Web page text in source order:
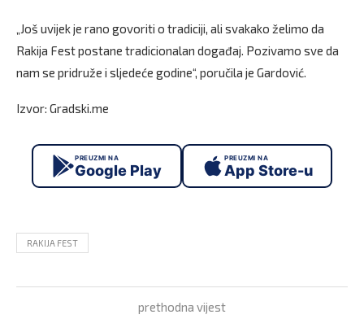
„Još uvijek je rano govoriti o tradiciji, ali svakako želimo da
Rakija Fest postane tradicionalan događaj. Pozivamo sve da
nam se pridruže i sljedeće godine“, poručila je Gardović.
Izvor: Gradski.me
PREUZMI NA
Google Play
PREUZMI NA
App Store-u
RAKIJA FEST
prethodna vijest